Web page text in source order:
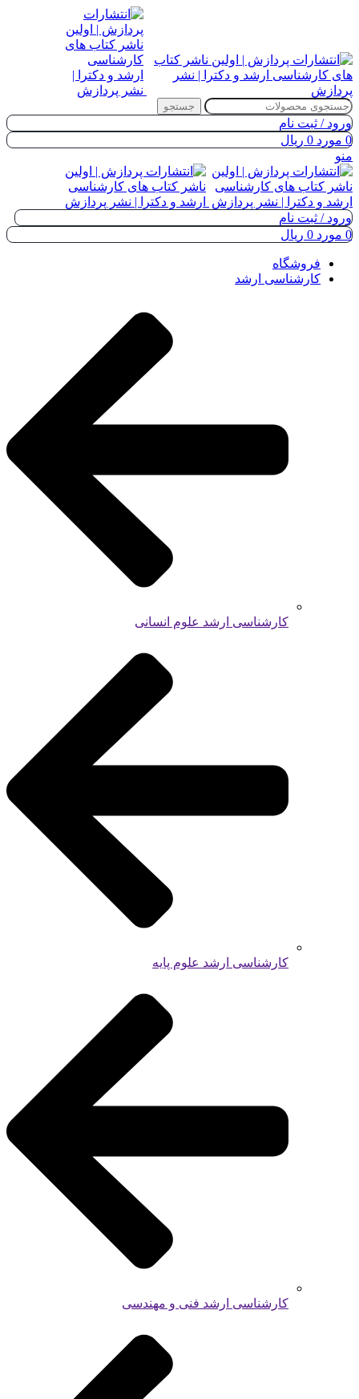
جستجو
ورود / ثبت نام
0 مورد 0 ریال
منو
ورود / ثبت نام
0 مورد 0 ریال
فروشگاه
کارشناسی ارشد
کارشناسی ارشد علوم انسانی
کارشناسی ارشد علوم پایه
کارشناسی ارشد فنی و مهندسی